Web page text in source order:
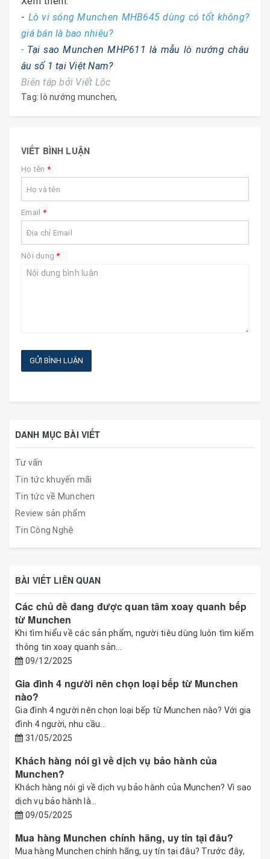
- Lò vi sóng Munchen MHB645 dùng có tốt không?
giá bán là bao nhiêu?
- Tại sao Munchen MHP611 là mẫu lò nướng châu
âu số 1 tại Việt Nam?
Biên tập bởi Viết Lộc
Tag: lò nướng munchen,
VIẾT BÌNH LUẬN
Họ tên *
Email *
Nội dung*
GỬI BÌNH LUẬN
DANH MỤC BÀI VIẾT
Tư vấn
Tin tức khuyến mãi
Tin tức về Munchen
Review sản phẩm
Tin Công Nghệ
BÀI VIẾT LIÊN QUAN
Các chủ đề đang được quan tâm xoay quanh bếp
từ Munchen
Khi tìm hiểu về các sản phẩm, người tiêu dùng luôn tìm kiếm
thông tin xoay quanh sản...
09/12/2025
Gia đình 4 người nên chọn loại bếp từ Munchen
nào?
Gia đình 4 người nên chọn loại bếp từ Munchen nào? Với gia
đình 4 người, nhu cầu...
31/05/2025
Khách hàng nói gì về dịch vụ bảo hành của
Munchen?
Khách hàng nói gì về dịch vụ bảo hành của Munchen? Vì sao
dịch vụ bảo hành là...
09/05/2025
Mua hàng Munchen chính hãng, uy tín tại đâu?
Mua hàng Munchen chính hãng, uy tín tại đâu? Trước đây,